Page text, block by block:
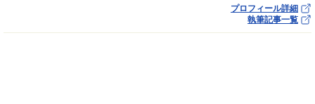
プロフィール詳細
執筆記事一覧